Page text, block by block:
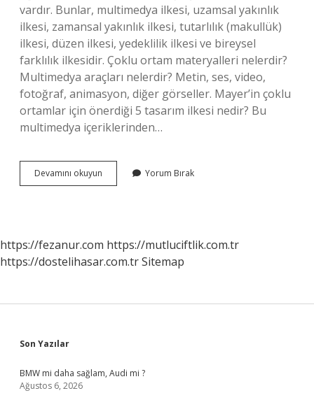
vardır. Bunlar, multimedya ilkesi, uzamsal yakınlık
ilkesi, zamansal yakınlık ilkesi, tutarlılık (makullük)
ilkesi, düzen ilkesi, yedeklilik ilkesi ve bireysel
farklılık ilkesidir. Çoklu ortam materyalleri nelerdir?
Multimedya araçları nelerdir? Metin, ses, video,
fotoğraf, animasyon, diğer görseller. Mayer’in çoklu
ortamlar için önerdiği 5 tasarım ilkesi nedir? Bu
multimedya içeriklerinden…
Devamını okuyun
Ortam
Yorum Bırak
https://fezanur.com https://mutluciftlik.com.tr
https://dostelihasar.com.trSitemap
Sidebar
Son Yazılar
BMW mi daha sağlam, Audi mi ?
Ağustos 6, 2026